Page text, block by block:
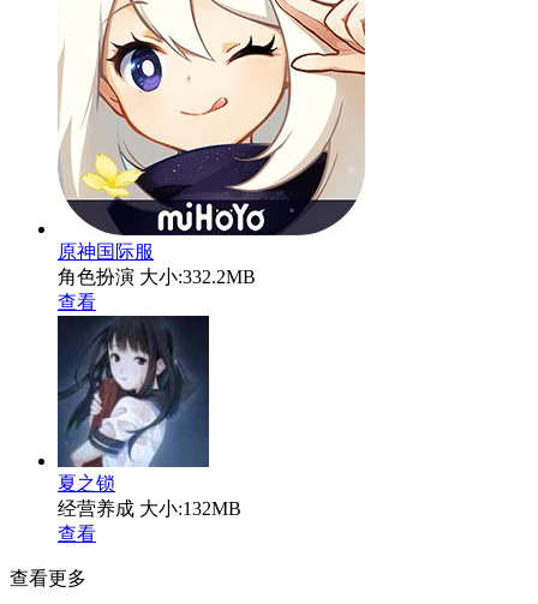
原神国际服
角色扮演 大小:332.2MB
查看
夏之锁
经营养成 大小:132MB
查看
查看更多